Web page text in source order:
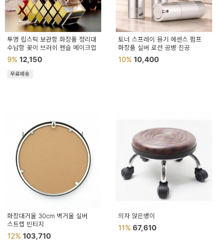
투명 립스틱 보관함 화장품 정리대
수납함 꽂이 브러쉬 펜슬 메이크업
9% 12,150
무료배송
토너 스프레이 용기 에센스 펌프
화장품 실버 로션 공병 진공
10% 10,400
화장대거울 30cm 벽거울 실버
스트랩 빈티지
12% 103,710
의자 앉은뱅이
11% 67,610